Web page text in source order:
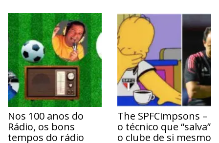
Nos 100 anos do
Rádio, os bons
tempos do rádio
The SPFCimpsons –
o técnico que “salva”
o clube de si mesmo